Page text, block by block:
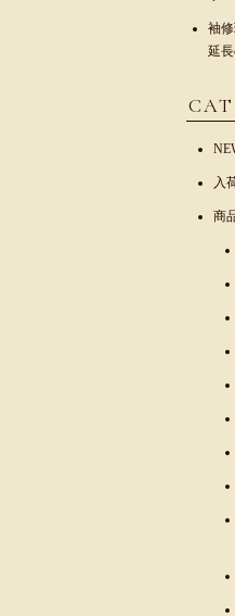
袖
延
入
商